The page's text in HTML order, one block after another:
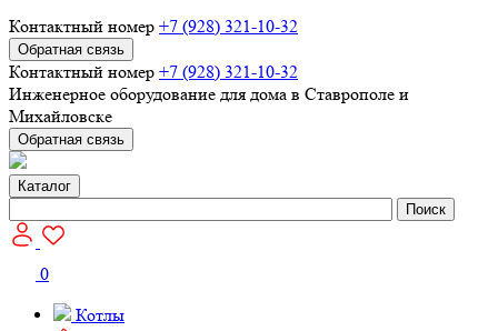
Контактный номер +7 (928) 321-10-32
Обратная связь
Контактный номер +7 (928) 321-10-32
Инженерное оборудование для дома в Ставрополе и
Михайловске
Обратная связь
Каталог
Поиск
0
Котлы